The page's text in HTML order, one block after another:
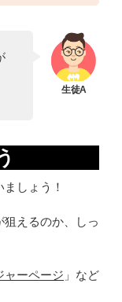
しょう！
えるのか、しっ
ャーページ 」など